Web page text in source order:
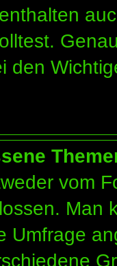
den
vom
Man
Umfrage